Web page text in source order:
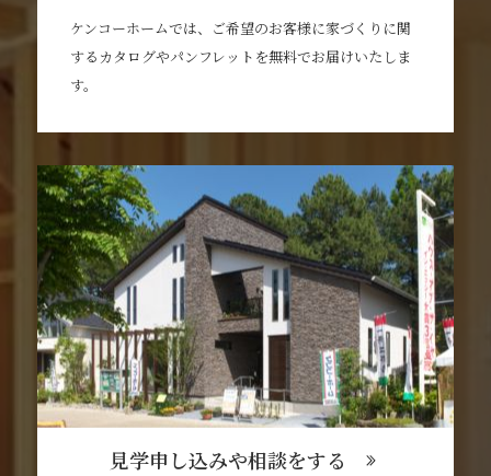
ケンコーホームでは、ご希望のお客様に家づくりに関
するカタログやパンフレットを無料でお届けいたしま
す。
見学申し込みや相談をする